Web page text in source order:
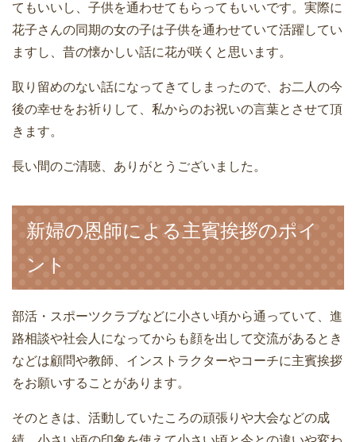
てもいいし、子供を通わせてもらってもいいです。実際に
花子さんの同期の女の子は子供を通わせていて活躍してい
ますし、昔の懐かしい話に花が咲くと思います。
取り留めのない話になってきてしまったので、お二人の今
後の幸せをお祈りして、私からのお祝いの言葉とさせて頂
きます。
長い間のご清聴、ありがとうございました。
新婦の恩師による主賓挨拶のポイ
ント
部活・スポーツクラブなどに小さい頃から通っていて、進
路相談や社会人になってからも顔を出して交流があるとき
などは顧問や教師、インストラクターやコーチに主賓挨拶
をお願いすることがあります。
そのときは、活動していたころの頑張りや大会などの成